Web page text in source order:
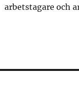
arbetstagare och